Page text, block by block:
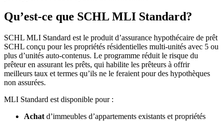
Qu’est-ce que SCHL MLI Standard?
SCHL MLI Standard est le produit d’assurance hypothécaire de prêt
SCHL conçu pour les propriétés résidentielles multi-unités avec 5 ou
plus d’unités auto-contenus. Le programme réduit le risque du
prêteur en assurant les prêts, qui habilite les prêteurs à offrir
meilleurs taux et termes qu’ils ne le feraient pour des hypothèques
non assurées.
MLI Standard est disponible pour :
Achat d’immeubles d’appartements existants et propriétés